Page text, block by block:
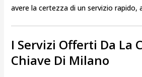
avere la certezza di un servizio rapido,
I Servizi Offerti Da La
Chiave Di Milano